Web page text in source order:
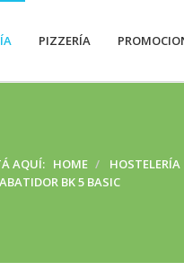
PIZZERÍA
AQUÍ: HOME HOSTELERÍA
ABATIDOR BK 5 BASIC